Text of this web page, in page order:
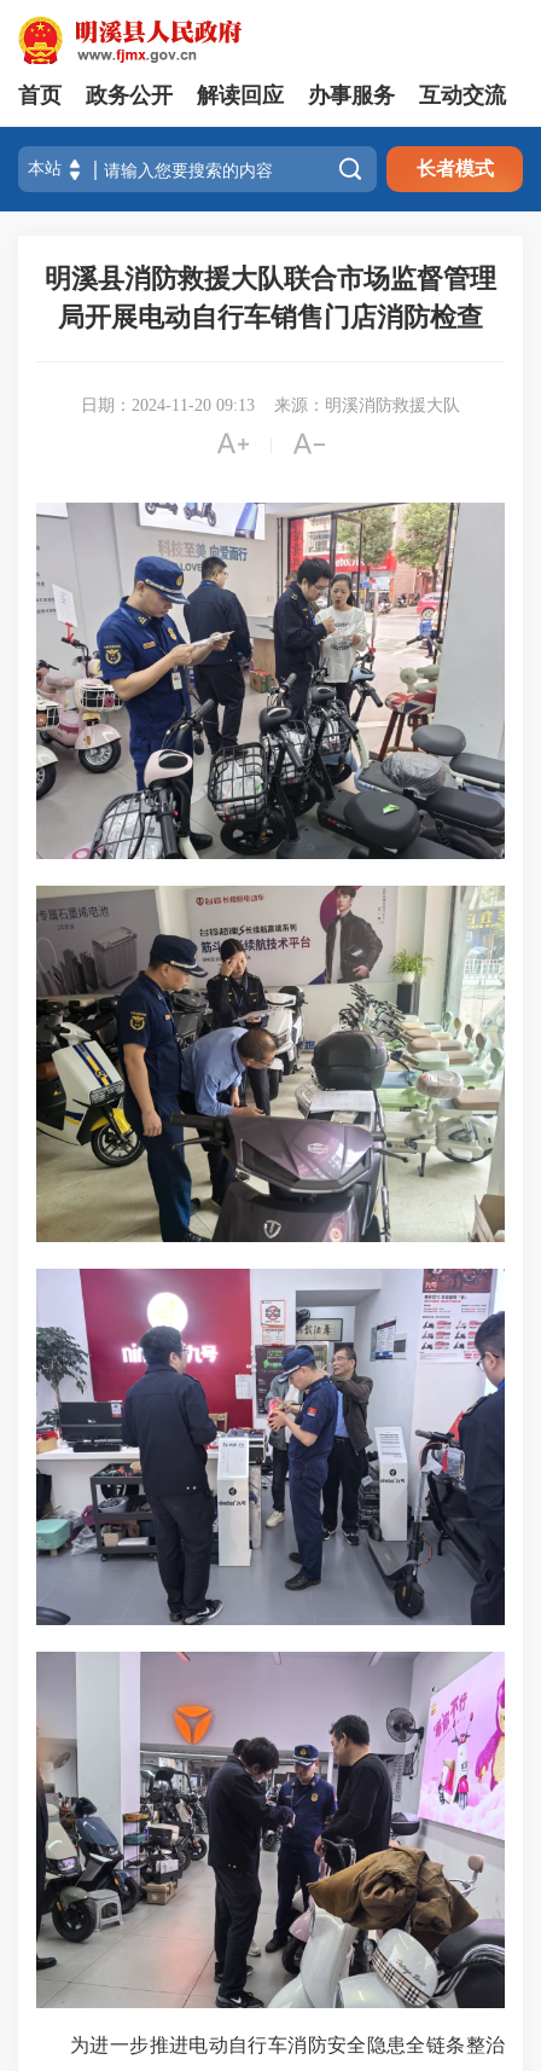
首页 政务公开 解读回应 办事服务 互动交流
 长者模式
明溪县消防救援大队联合市场监督管理
局开展电动自行车销售门店消防检查
日期：2024-11-20 09:13 来源：明溪消防救援大队
 
为进一步推进电动自行车消防安全隐患全链条整治